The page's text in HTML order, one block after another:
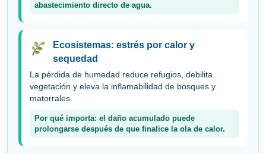
abastecimiento directo de agua.
Ecosistemas: estrés por calor y
sequedad
La pérdida de humedad reduce refugios, debilita
vegetación y eleva la inflamabilidad de bosques y
matorrales.
Por qué importa: el daño acumulado puede
prolongarse después de que finalice la ola de calor.